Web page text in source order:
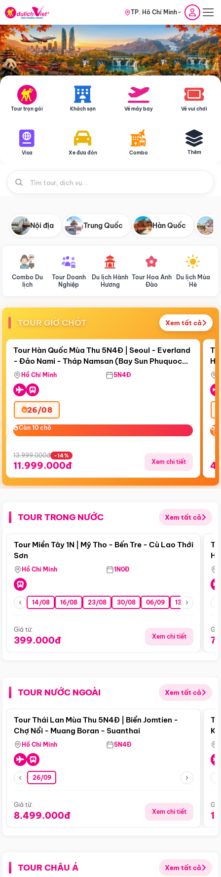
TP. Hồ Chí Minh
Tour trọn gói Khách sạn Vé máy bay Vé vui chơi
Visa Xe đưa đón Combo Thêm
Nội địa Trung Quốc Hàn Quốc
Combo Du
lịch
Tour Doanh
Nghiệp
Du lịch Hành
Hương
Tour Hoa Anh
Đào
Du lịch Mùa
Hè
TOUR GIỜ CHÓT Xem tất cả
Còn19 ngày 04:58:09
Điểm nổi bật
Tour Hàn Quốc Mùa Thu 5N4Đ | Seoul - Everland
- Đảo Nami - Tháp Namsan (Bay Sun Phuquoc
Airways)
Hồ Chí Minh 5N4Đ
26/08
Còn 10 chỗ
Còn 10 chỗ
13.999.000đ -14%
11.999.000đ Xem chi tiết
TOUR TRONG NƯỚC Xem tất cả
Điểm nổi bật
Tour Miền Tây 1N | Mỹ Tho - Bến Tre - Cù Lao Thới
Sơn
Hồ Chí Minh 1N0Đ
14/08 16/08 23/08 30/08 06/09 13/09 20/09
Giá từ:
399.000đ Xem chi tiết
TOUR NƯỚC NGOÀI Xem tất cả
Điểm nổi bật
Tour Thái Lan Mùa Thu 5N4Đ | Biển Jomtien -
Chợ Nổi - Muang Boran - Suanthai
Hồ Chí Minh 5N4Đ
26/09
Giá từ:
8.499.000đ Xem chi tiết
TOUR CHÂU Á Xem tất cả
Điểm nổi bật